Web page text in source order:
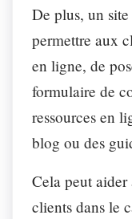
De plus, un
permettre aux
en ligne, de
formulaire de
ressources en
blog ou des
Cela peut
clients dans le